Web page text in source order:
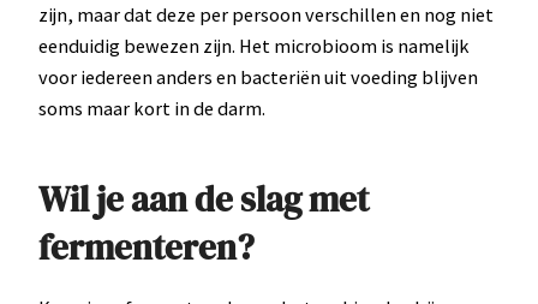
zijn, maar dat deze per persoon verschillen en nog niet
eenduidig bewezen zijn. Het microbioom is namelijk
voor iedereen anders en bacteriën uit voeding blijven
soms maar kort in de darm.
Wil je aan de slag met
fermenteren?